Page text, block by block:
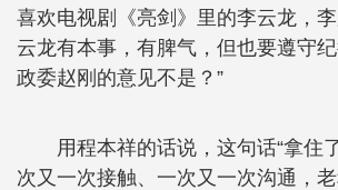
喜欢电视剧《亮剑》里的李云龙，
云龙有本事，有脾气，但也要遵守
政委赵刚的意见不是？”
用程本祥的话说，这句话“拿住
次又一次接触、一次又一次沟通，